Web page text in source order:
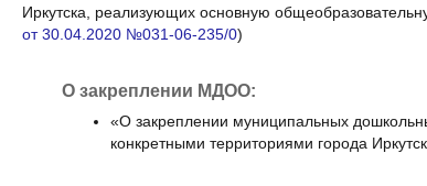
Иркутска, реализующих основную
от 30.04.2020 №031-06-235/0)
О закреплении МДОО:
«О закреплении муниципальных
конкретными территориями города